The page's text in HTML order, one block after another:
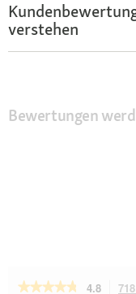
verstehen
Bewertungen
★★★★★
★★★★★ 4.8